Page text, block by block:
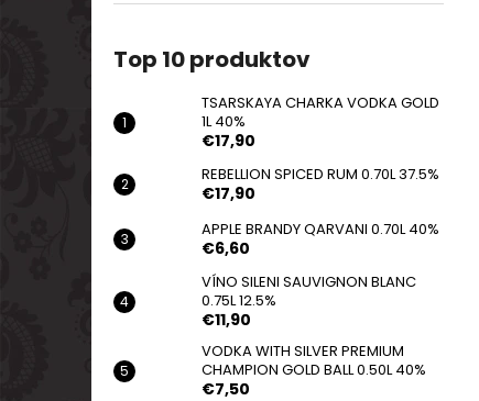
Top 10 produktov
TSARSKAYA CHARKA VODKA GOLD
1L 40%
€17,90
REBELLION SPICED RUM 0.70L 37.5%
€17,90
APPLE BRANDY QARVANI 0.70L 40%
€6,60
VÍNO SILENI SAUVIGNON BLANC
0.75L 12.5%
€11,90
VODKA WITH SILVER PREMIUM
CHAMPION GOLD BALL 0.50L 40%
€7,50